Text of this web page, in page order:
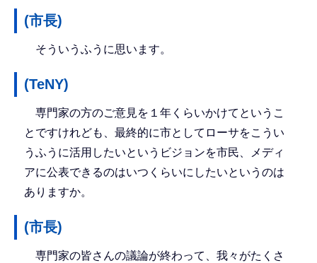
(市長)
そういうふうに思います。
(TeNY)
専門家の方のご意見を１年くらいかけてというこ
とですけれども、最終的に市としてローサをこうい
うふうに活用したいというビジョンを市民、メディ
アに公表できるのはいつくらいにしたいというのは
ありますか。
(市長)
専門家の皆さんの議論が終わって、我々がたくさ